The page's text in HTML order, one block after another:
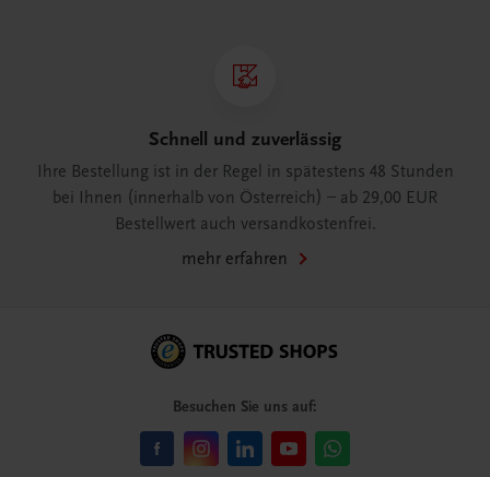
Schnell und zuverlässig
Ihre Bestellung ist in der Regel in spätestens 48 Stunden
bei Ihnen (innerhalb von Österreich) – ab 29,00 EUR
Bestellwert auch versandkostenfrei.
mehr erfahren
Besuchen Sie uns auf: